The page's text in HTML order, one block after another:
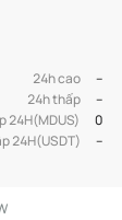
24h cao
--
24h thấp
--
24H(MDUS)
0
24H(USDT)
--